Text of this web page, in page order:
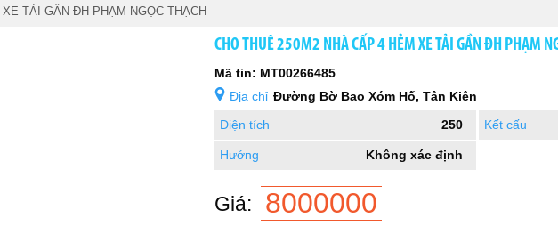
TẢI GẦN ĐH PHẠM NGỌC THẠCH
CHO THUÊ 250M2 NHÀ CẤP 4 HẺM XE TẢI GẦN ĐH PHẠM
Mã tin: MT00266485
Địa chỉ Đường Bờ Bao Xóm Hố, Tân Kiên
Diện tích
250 Kết cấu
Hướng Không xác định
Giá: 8000000